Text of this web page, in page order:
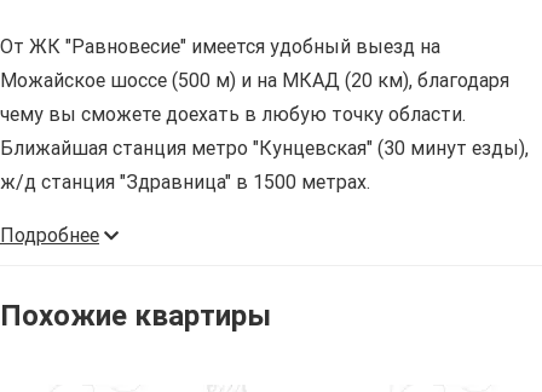
От ЖК "Равновесие" имеется удобный выезд на
Можайское шоссе (500 м) и на МКАД (20 км), благодаря
чему вы сможете доехать в любую точку области.
Ближайшая станция метро "Кунцевская" (30 минут езды),
ж/д станция "Здравница" в 1500 метрах.
Подробнее
Похожие квартиры